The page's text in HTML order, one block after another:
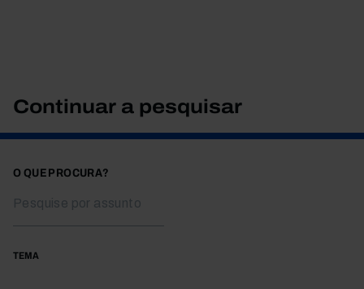
Continuar a pesquisar
O QUE PROCURA?
TEMA